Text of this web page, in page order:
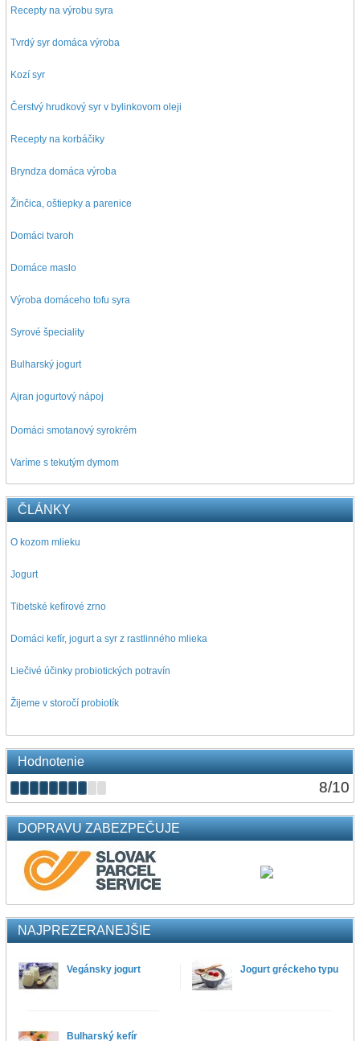
Recepty na výrobu syra
Tvrdý syr domáca výroba
Kozí syr
Čerstvý hrudkový syr v bylinkovom oleji
Recepty na korbáčiky
Bryndza domáca výroba
Žinčica, oštiepky a parenice
Domáci tvaroh
Domáce maslo
Výroba domáceho tofu syra
Syrové špeciality
Bulharský jogurt
Ajran jogurtový nápoj
Domáci smotanový syrokrém
Varíme s tekutým dymom
ČLÁNKY
O kozom mlieku
Jogurt
Tibetské kefírové zrno
Domáci kefír, jogurt a syr z rastlinného mlieka
Liečivé účinky probiotických potravín
Žijeme v storočí probiotík
Hodnotenie
8/10
DOPRAVU ZABEZPEČUJE
NAJPREZERANEJŠIE
Vegánsky jogurt Jogurt gréckeho typu
Bulharský kefír